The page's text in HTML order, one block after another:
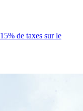
de taxes sur le